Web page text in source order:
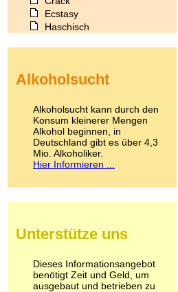
Ecstasy
Haschisch
Kokain
LSD
Marihuana
Medikamente
Meskalin
Metamphetamin
Methadon
Pilze
Psychopharmaka
Schlafmittel
Schmerzmittel
Alkoholsucht
Alkoholsucht kann durch den
Konsum kleinerer Mengen
Alkohol beginnen, in
Deutschland gibt es über 4,3
Mio. Alkoholiker.
Hier Informieren ...
Unterstütze uns
Dieses Informationsangebot
benötigt Zeit und Geld, um
ausgebaut und betrieben zu